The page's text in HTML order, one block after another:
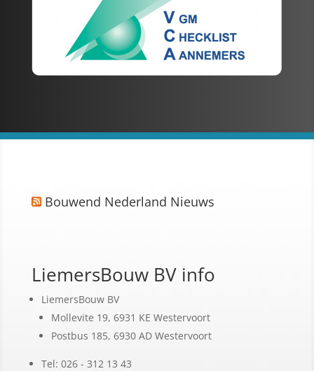
Bouwend Nederland Nieuws
LiemersBouw BV info
LiemersBouw BV
Mollevite 19, 6931 KE Westervoort
Postbus 185, 6930 AD Westervoort
Tel: 026 - 312 13 43